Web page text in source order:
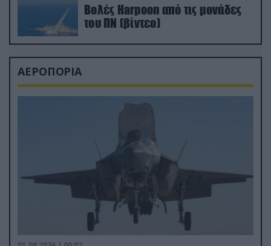
Βολές Harpoon από τις μονάδες
του ΠΝ (βίντεο)
ΑΕΡΟΠΟΡΙΑ